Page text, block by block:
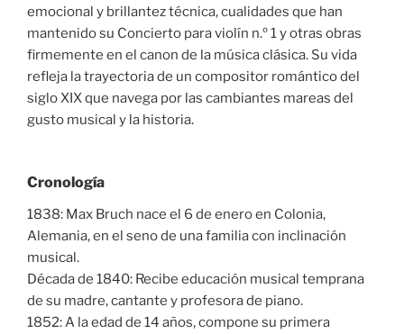
emocional y brillantez técnica, cualidades que han
mantenido su Concierto para violín n.º 1 y otras obras
firmemente en el canon de la música clásica. Su vida
refleja la trayectoria de un compositor romántico del
siglo XIX que navega por las cambiantes mareas del
gusto musical y la historia.
Cronología
1838: Max Bruch nace el 6 de enero en Colonia,
Alemania, en el seno de una familia con inclinación
musical.
Década de 1840: Recibe educación musical temprana
de su madre, cantante y profesora de piano.
1852: A la edad de 14 años, compone su primera